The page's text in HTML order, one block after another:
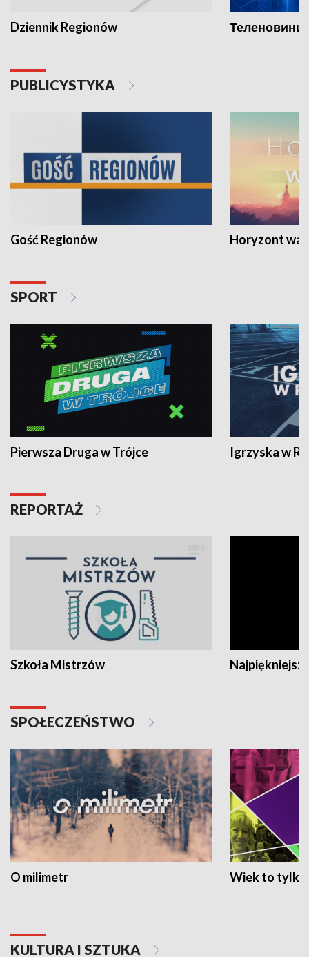
Dziennik Regionów Теленовини
PUBLICYSTYKA
Gość Regionów Horyzont
SPORT
Pierwsza Druga w Trójce Igrzyska w
REPORTAŻ
Szkoła Mistrzów
SPOŁECZEŃSTWO
O milimetr Wiek to tylko
KULTURA I SZTUKA